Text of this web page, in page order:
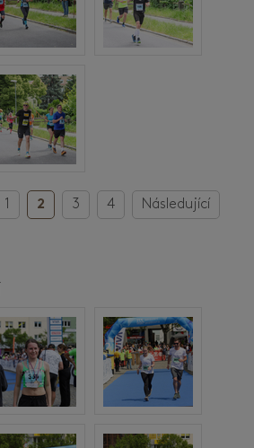
1 2 3 4
Následující